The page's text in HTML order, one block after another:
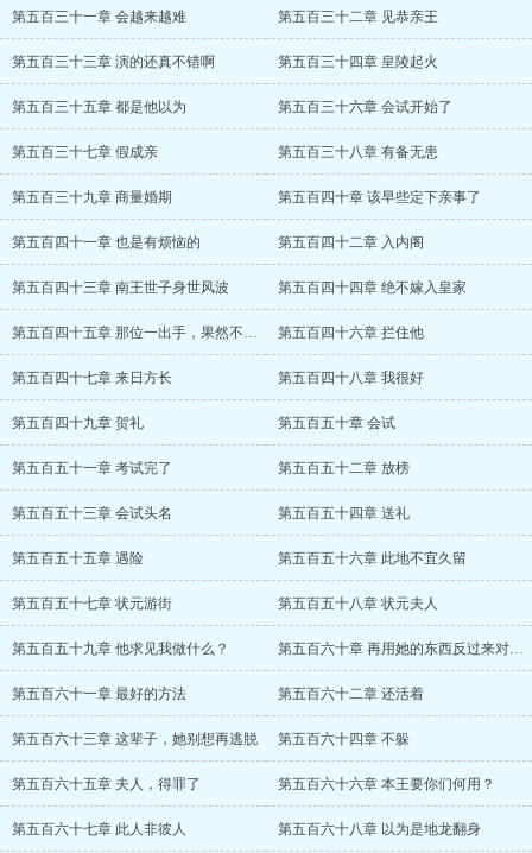
第五百三十一章 会越来越难 第五百三十二章 见恭亲王
第五百三十三章 演的还真不错啊 第五百三十四章 皇陵起火
第五百三十五章 都是他以为 第五百三十六章 会试开始了
第五百三十七章 假成亲 第五百三十八章 有备无患
第五百三十九章 商量婚期 第五百四十章 该早些定下亲事了
第五百四十一章 也是有烦恼的 第五百四十二章 入内阁
第五百四十三章 南王世子身世风波 第五百四十四章 绝不嫁入皇家
第五百四十五章 那位一出手，果然不同凡响 第五百四十六章 拦住他
第五百四十七章 来日方长 第五百四十八章 我很好
第五百四十九章 贺礼 第五百五十章 会试
第五百五十一章 考试完了 第五百五十二章 放榜
第五百五十三章 会试头名 第五百五十四章 送礼
第五百五十五章 遇险 第五百五十六章 此地不宜久留
第五百五十七章 状元游街 第五百五十八章 状元夫人
第五百五十九章 他求见我做什么？ 第五百六十章 再用她的东西反过来对付她
第五百六十一章 最好的方法 第五百六十二章 还活着
第五百六十三章 这辈子，她别想再逃脱 第五百六十四章 不躲
第五百六十五章 夫人，得罪了 第五百六十六章 本王要你们何用？
第五百六十七章 此人非彼人 第五百六十八章 以为是地龙翻身